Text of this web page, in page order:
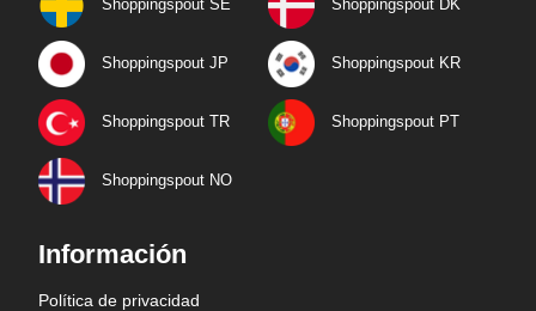
Shoppingspout SE Shoppingspout DK
Shoppingspout JP Shoppingspout KR
Shoppingspout TR Shoppingspout PT
Shoppingspout NO
Información
Política de privacidad